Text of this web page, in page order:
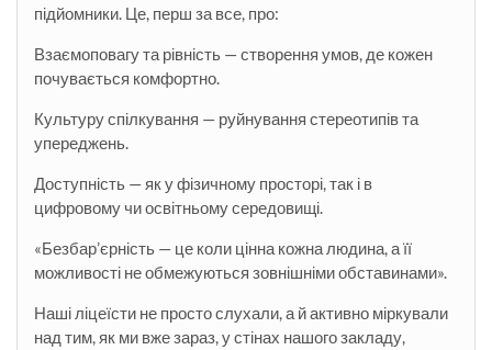
підйомники. Це, перш за все, про:
Взаємоповагу та рівність — створення умов, де кожен
почувається комфортно.
Культуру спілкування — руйнування стереотипів та
упереджень.
Доступність — як у фізичному просторі, так і в
цифровому чи освітньому середовищі.
«Безбар’єрність — це коли цінна кожна людина, а її
можливості не обмежуються зовнішніми обставинами».
Наші ліцеїсти не просто слухали, а й активно міркували
над тим, як ми вже зараз, у стінах нашого закладу,